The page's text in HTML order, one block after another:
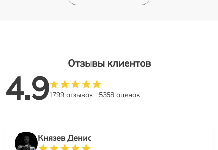
Отзывы клиентов
4.91799 отзывов 5358 оценок
Князев Денис